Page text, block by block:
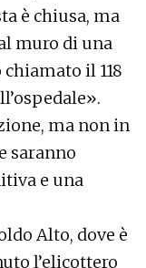
è chiusa, ma
muro di una
il 118
ma non in
saranno
e una
Alto, dove è
l’elicottero